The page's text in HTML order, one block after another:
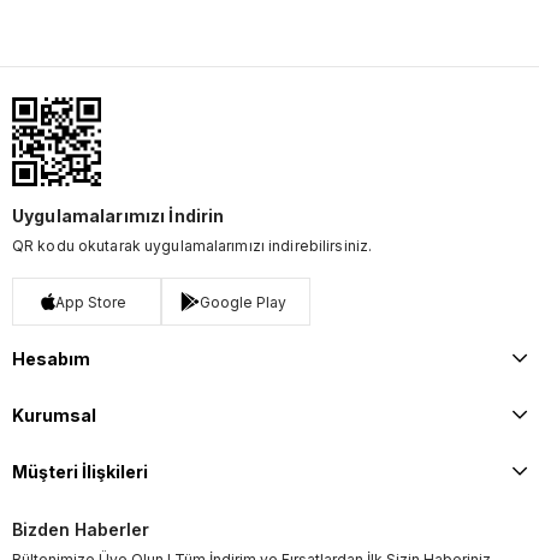
Uygulamalarımızı İndirin
QR kodu okutarak uygulamalarımızı indirebilirsiniz.
App Store Google Play
Hesabım
Kurumsal
Müşteri İlişkileri
Bizden Haberler